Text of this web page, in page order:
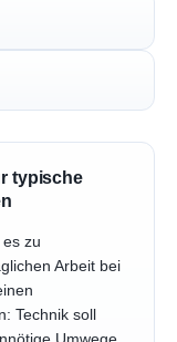
typische
zu
Arbeit bei
Technik soll